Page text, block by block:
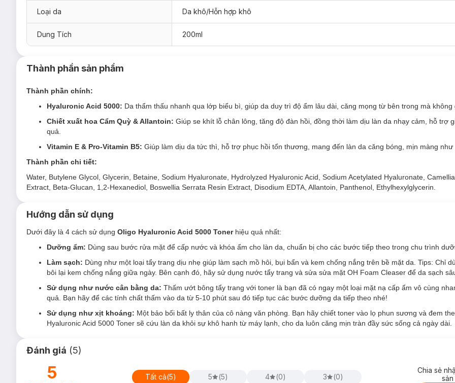
Sản phẩm phù hợp cho mọi loại da, đặc biệt là da khô, da nhạy cảm.
Đối tượng sử dụng Toner The Lab Cấp Ẩm Chuyên Sâu:
Dathiếu ẩm / thiếu nước, dễ bị tình trạng khô căng, thô ráp, bong tróc.
Da nhạy cảm, yếu, dễ kích ứng.
Ưu thế nổi bật của Toner The Lab Cấp Ẩm Chuyên Sâu:
Công thức chứa phân tử Oligo Hyaluronic Acid
trọng lượng thấp giúp cấp ẩm sâu và tạo lớp màn khóa ẩm vượt trội giúp làn
ngay tức thì, tăng hiệu quả hấp thụ tinh chất dưỡng da ở các bước kế tiếp.
Độ pH=5.3
giúp cân bằng lại pH trên da sau bước rửa mặt. Đây cũng là mức pH lý tưởng cho hệ vi sinh vật có lợi trên da, tạo
bảo vệ da khỏi tác động của môi trường bên ngoài
thành phần có nguồn gốc động vật và KHÔNG thử nghiệm trên động vật.
Loại da Da khô/Hỗn hợp khô
Dung Tích 200ml
Thành phần sản phẩm
Thành phần chính:
Hyaluronic Acid 5000: Da thẩm thấu nhanh qua lớp biểu bì, giúp da duy trì độ ẩm lâu dài, căng mọng từ bên trong mà không
Chiết xuất hoa Cẩm Quỳ & Allantoin: Giúp se khít lỗ chân lông, tăng độ đàn hồi, đồng thời làm dịu làn da nhạy cảm, hỗ trợ
quả.
Vitamin E & Pro-Vitamin B5: Giúp làm dịu da tức thì, hỗ trợ phục hồi tổn thương, mang đến làn da căng bóng, mịn màng như
Thành phần chi tiết:
Water, Butylene Glycol, Glycerin, Betaine, Sodium Hyaluronate, Hydrolyzed Hyaluronic Acid, Sodium Acetylated Hyaluronate,
Extract, Beta-Glucan, 1,2-Hexanediol, Boswellia Serrata Resin Extract, Disodium EDTA, Allantoin, Panthenol, Ethylhexylglycerin.
Hướng dẫn sử dụng
Dưới đây là 4 cách sử dụng Oligo Hyaluronic Acid 5000 Tonerhiệu quả nhất:
Dưỡng ẩm: Dùng sau bước rửa mặt để cấp nước và khóa ẩm cho làn da, chuẩn bị cho các bước tiếp theo trong chu trình
Làm sạch: Dùng như một loại tẩy trang dịu nhẹ giúp làm sạch mồ hôi, bụi bẩn và kem chống nắng trên bề mặt da. Tips: Chỉ
bôi lại kem chống nắng giữa ngày. Bên cạnh đó, hãy sử dụng nước tẩy trang và sửa sửa mặt OH Foam Cleaser để da sạch
Sử dụng như nước cân bằng da: Thấm ướt bông tẩy trang với toner là bạn đã có ngay một loại mặt nạ cấp ẩm vô cùng
quả. Bạn hãy để các tính chất thấm vào da từ 5-10 phút sau đó tiếp tục các bước dưỡng da tiếp theo nhé!
Sử dụng như xịt khoáng: Một bảo bối bất ly thân của cô nàng văn phòng. Bạn hãy chiết toner vào lọ phun sương và đem
Hyaluronic Acid 5000 Toner sẽ cứu làn da khỏi sự khô hanh từ máy lạnh, cho da luôn căng mịn tràn đầy sức sống cả ngày dài.
Đánh giá (5)
5 Tất cả(5) 5 (5) 4 (0) 3 (0)
Chia sẻ